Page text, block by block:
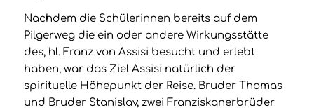
Nachdem die Schülerinnen bereits auf dem
Pilgerweg die ein oder andere Wirkungsstätte
des, hl. Franz von Assisi besucht und erlebt
haben, war das Ziel Assisi natürlich der
spirituelle Höhepunkt der Reise. Bruder Thomas
und Bruder Stanislav, zwei Franziskanerbrüder